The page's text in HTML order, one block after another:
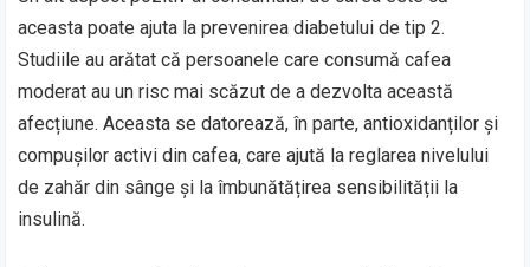
aceasta poate ajuta la prevenirea diabetului de tip 2.
Studiile au arătat că persoanele care consumă cafea
moderat au un risc mai scăzut de a dezvolta această
afecțiune. Aceasta se datorează, în parte, antioxidanților și
compușilor activi din cafea, care ajută la reglarea nivelului
de zahăr din sânge și la îmbunătățirea sensibilității la
insulină.